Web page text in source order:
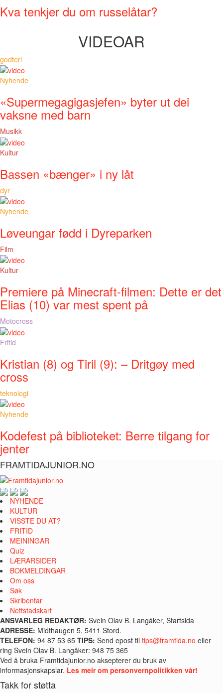
Kva tenkjer du om russelåtar?
VIDEOAR
godteri
Nyhende
«Supermegagigasjefen» byter ut dei
vaksne med barn
Musikk
Kultur
Bassen «bænger» i ny låt
dyr
Nyhende
Løveungar fødd i Dyreparken
Film
Kultur
Premiere på Minecraft-filmen: Dette er det
Elias (10) var mest spent på
Motocross
Fritid
Kristian (8) og Tiril (9): – Dritgøy med
cross
teknologi
Nyhende
Kodefest på biblioteket: Berre tilgang for
jenter
FRAMTIDAJUNIOR.NO
NYHENDE
KULTUR
VISSTE DU AT?
FRITID
MEININGAR
Quiz
LÆRARSIDER
BOKMELDINGAR
Om oss
Søk
Skribentar
Nettstadskart
ANSVARLEG REDAKTØR: Svein Olav B. Langåker, Startsida
ADRESSE: Midthaugen 5, 5411 Stord.
TELEFON: 94 87 53 65 TIPS: Send epost til tips@framtida.no eller
ring Svein Olav B. Langåker: 948 75 365
Ved å bruka Framtidajunior.no aksepterer du bruk av
informasjonskapslar. Les meir om personvernpolitikken vår!
Takk for støtta